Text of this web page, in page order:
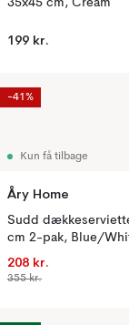
35x45 cm, Cream
199 kr.
Kun få tilbage
Åry Home
Sudd
cm 2-pak, Blue/
208 kr.
355 kr.
-41%